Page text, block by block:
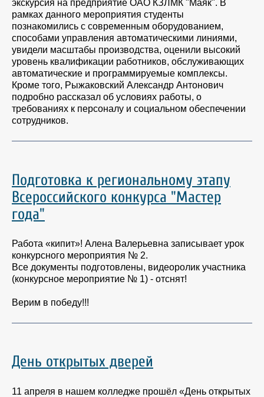
экскурсия на предприятие ОАО КЗЛМК "Маяк". В
рамках данного мероприятия студенты
познакомились с современным оборудованием,
способами управления автоматическими линиями,
увидели масштабы производства, оценили высокий
уровень квалификации работников, обслуживающих
автоматические и программируемые комплексы.
Кроме того, Рыжаковский Александр Антонович
подробно рассказал об условиях работы, о
требованиях к персоналу и социальном обеспечении
сотрудников.
Подготовка к региональному этапу
Всероссийского конкурса "Мастер
года"
Работа «кипит»! Алена Валерьевна записывает урок
конкурсного мероприятия № 2.
Все документы подготовлены, видеоролик участника
(конкурсное мероприятие № 1) - отснят!
Верим в победу!!!
День открытых дверей
11 апреля в нашем колледже прошёл «День открытых